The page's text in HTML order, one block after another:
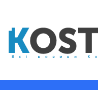
вмісту